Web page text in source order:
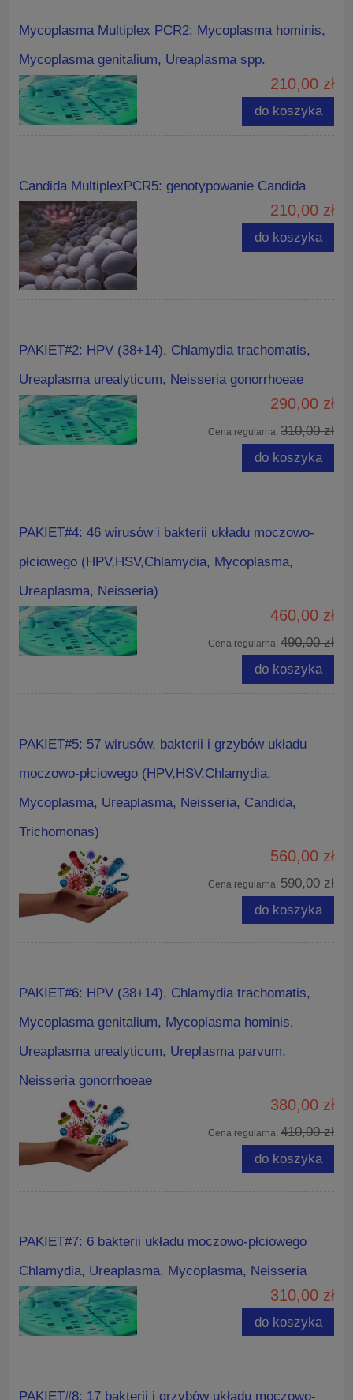
Mycoplasma Multiplex PCR2: Mycoplasma hominis,
Mycoplasma genitalium, Ureaplasma spp.
210,00 zł
do koszyka
Candida MultiplexPCR5: genotypowanie Candida
210,00 zł
do koszyka
PAKIET#2: HPV (38+14), Chlamydia trachomatis,
Ureaplasma urealyticum, Neisseria gonorrhoeae
290,00 zł
Cena regularna: 310,00 zł
do koszyka
PAKIET#4: 46 wirusów i bakterii układu moczowo-
płciowego (HPV,HSV,Chlamydia, Mycoplasma,
Ureaplasma, Neisseria)
460,00 zł
Cena regularna: 490,00 zł
do koszyka
PAKIET#5: 57 wirusów, bakterii i grzybów układu
moczowo-płciowego (HPV,HSV,Chlamydia,
Mycoplasma, Ureaplasma, Neisseria, Candida,
Trichomonas)
560,00 zł
Cena regularna: 590,00 zł
do koszyka
PAKIET#6: HPV (38+14), Chlamydia trachomatis,
Mycoplasma genitalium, Mycoplasma hominis,
Ureaplasma urealyticum, Ureplasma parvum,
Neisseria gonorrhoeae
380,00 zł
Cena regularna: 410,00 zł
do koszyka
PAKIET#7: 6 bakterii układu moczowo-płciowego
Chlamydia, Ureaplasma, Mycoplasma, Neisseria
310,00 zł
do koszyka
PAKIET#8: 17 bakterii i grzybów układu moczowo-